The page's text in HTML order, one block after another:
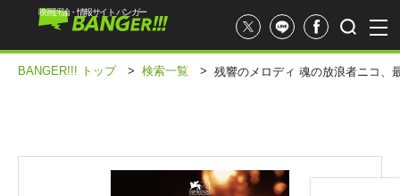
映画評論・情報サイト バンガー
BANGER!!! トップ > 検索一覧 > 残響のメロディ 魂の放浪者ニコ、